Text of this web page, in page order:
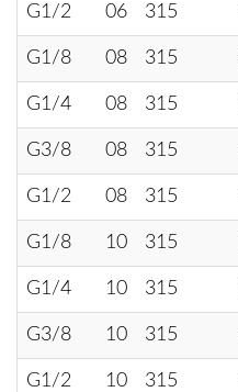
G1/2 06 315
G1/8 08 315
G1/4 08 315
G3/8 08 315
G1/2 08 315
G1/8 10 315
G1/4 10 315
G3/8 10 315
G1/2 10 315